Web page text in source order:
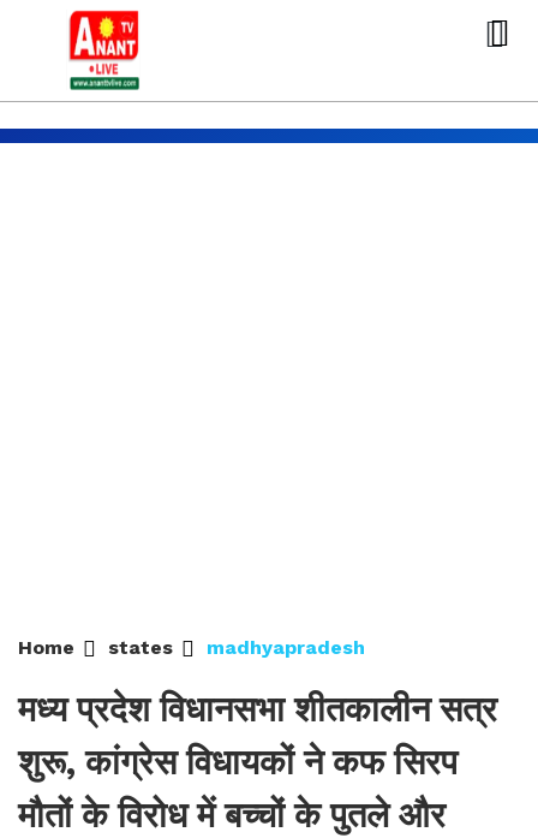
Home states madhyapradesh
मध्य प्रदेश विधानसभा शीतकालीन सत्र
शुरू, कांग्रेस विधायकों ने कफ सिरप
मौतों के विरोध में बच्चों के पुतले और